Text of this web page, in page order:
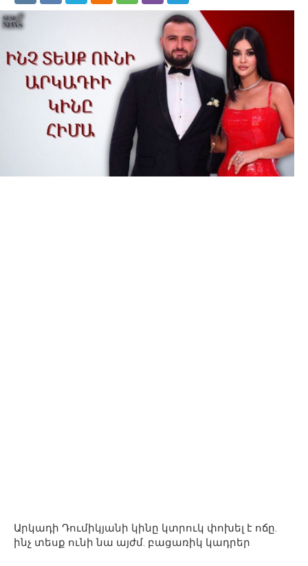
Արկադի Դումիկյանի կինը կտրուկ փոխել է ոճը.
ինչ տեսք ունի նա այժմ. բացառիկ կադրեր